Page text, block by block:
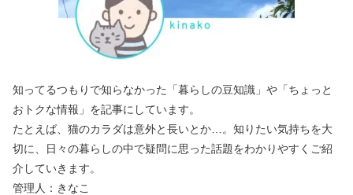
知ってるつもりで知らなかった「暮らしの豆知識」や「ちょっと
おトクな情報」を記事にしています。
たとえば、猫のカラダは意外と長いとか…。知りたい気持ちを大
切に、日々の暮らしの中で疑問に思った話題をわかりやすくご紹
介していきます。
管理人：きなこ